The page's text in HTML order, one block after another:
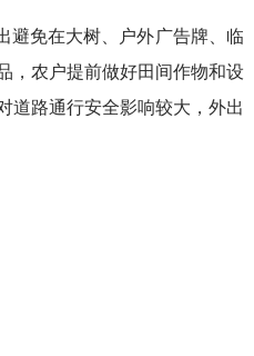
避免在大树、户外广告牌、临
，农户提前做好田间作物和设
道路通行安全影响较大，外出